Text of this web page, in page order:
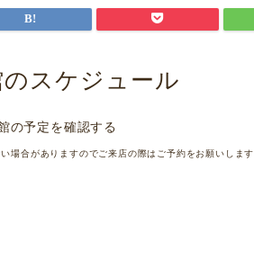
スケジュール
の予定を確認する
場合がありますのでご来店の際はご予約をお願いします